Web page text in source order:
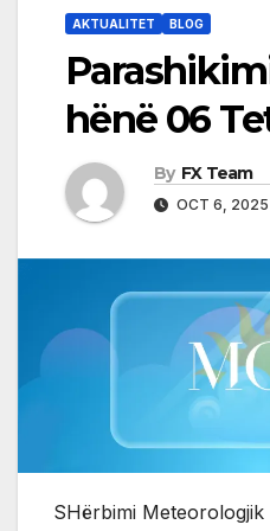
AKTUALITET BLOG
hënë 06
By FX Team
OCT 6, 2025
SHërbimi